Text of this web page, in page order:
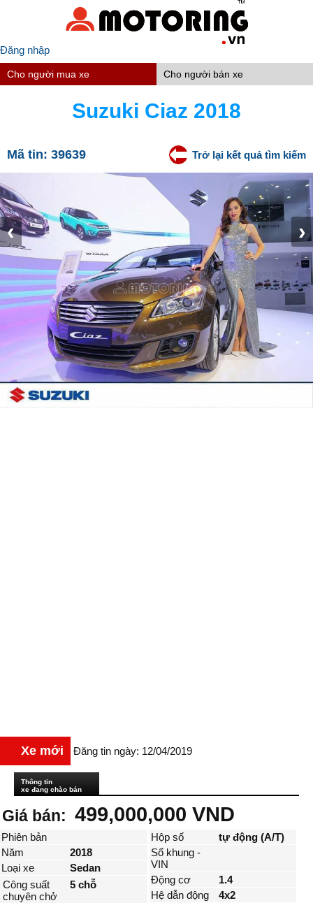
Đăng nhập
Cho người mua xe Cho người bán xe
Suzuki Ciaz 2018
Mã tin: 39639 Trở lại kết quả tìm kiếm
‹ ›
Xe mới Đăng tin ngày: 12/04/2019
Thông tin
xe đang chào bán
Giá bán: 499,000,000 VND
Phiên bản
Năm
2018
Loại xe
Sedan
Công suất
chuyên chở
5 chỗ
Hộp số
tự động (A/T)
Số khung -
VIN
Động cơ
1.4
Hệ dẫn động
4x2